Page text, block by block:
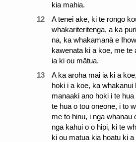
kia mahia.
12
A tenei ake, ki te rongo
whakariteritenga, a ka
na, ka whakamanā e
kawenata ki a koe, me te
ia ki ou mātua.
13
A ka aroha mai ia ki a
hoki i a koe, ka whakanui
manaaki ano hoki i te
te hua o tou oneone, i to
me to hinu, i nga whanau
nga kahui o o hipi, ki te
ki ou matua kia hoatu ki a